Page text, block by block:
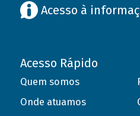
Acesso à
Acesso Rápido
Quem somos
Onde atuamos